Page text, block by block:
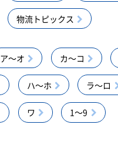
物流トピックス
ア～オ カ～コ
ハ～ホ ラ～ロ
ワ 1～9